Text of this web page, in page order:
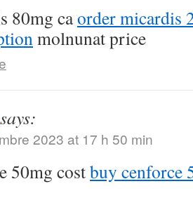
80mg caorder micardis
molnunat price
says:
2023 at 17 h 50 min
50mg costbuy cenforce